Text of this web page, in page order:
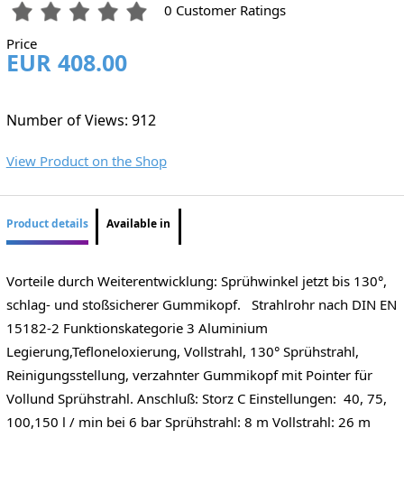
0 Customer Ratings
Price
EUR 408.00
Number of Views: 912
View Product on the Shop
Product details Available in
Vorteile durch Weiterentwicklung: Sprühwinkel jetzt bis 130°,
schlag- und stoßsicherer Gummikopf. Strahlrohr nach DIN EN
15182-2 Funktionskategorie 3 Aluminium
Legierung,Tefloneloxierung, Vollstrahl, 130° Sprühstrahl,
Reinigungsstellung, verzahnter Gummikopf mit Pointer für
Vollund Sprühstrahl. Anschluß: Storz C Einstellungen: 40, 75,
100,150 l / min bei 6 bar Sprühstrahl: 8 m Vollstrahl: 26 m